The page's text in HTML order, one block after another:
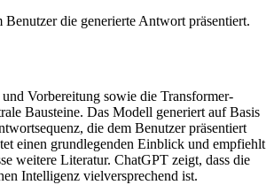
die generierte Antwort präsentiert.
Vorbereitung sowie die Transformer-
Bausteine. Das Modell generiert auf Basis
die dem Benutzer präsentiert
einen grundlegenden Einblick und empfiehlt
weitere Literatur. ChatGPT zeigt, dass die
Intelligenz vielversprechend ist.